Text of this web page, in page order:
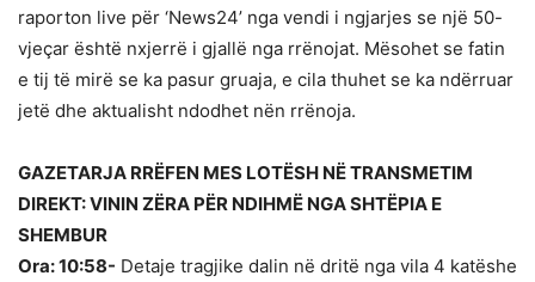
raporton live për ‘News24’ nga vendi i ngjarjes se një 50-
vjeçar është nxjerrë i gjallë nga rrënojat. Mësohet se fatin
e tij të mirë se ka pasur gruaja, e cila thuhet se ka ndërruar
jetë dhe aktualisht ndodhet nën rrënoja.
GAZETARJA RRËFEN MES LOTËSH NË TRANSMETIM
DIREKT: VININ ZËRA PËR NDIHMË NGA SHTËPIA E
SHEMBUR
Ora: 10:58- Detaje tragjike dalin në dritë nga vila 4 katëshe